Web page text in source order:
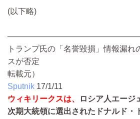
(以下略)
トランプ氏の「名誉毀損」情報漏れ
スが否定
転載元）
Sputnik 17/1/11
ウィキリークスは、
ロシア人エージ
次期大統領に選出されたドナルド・